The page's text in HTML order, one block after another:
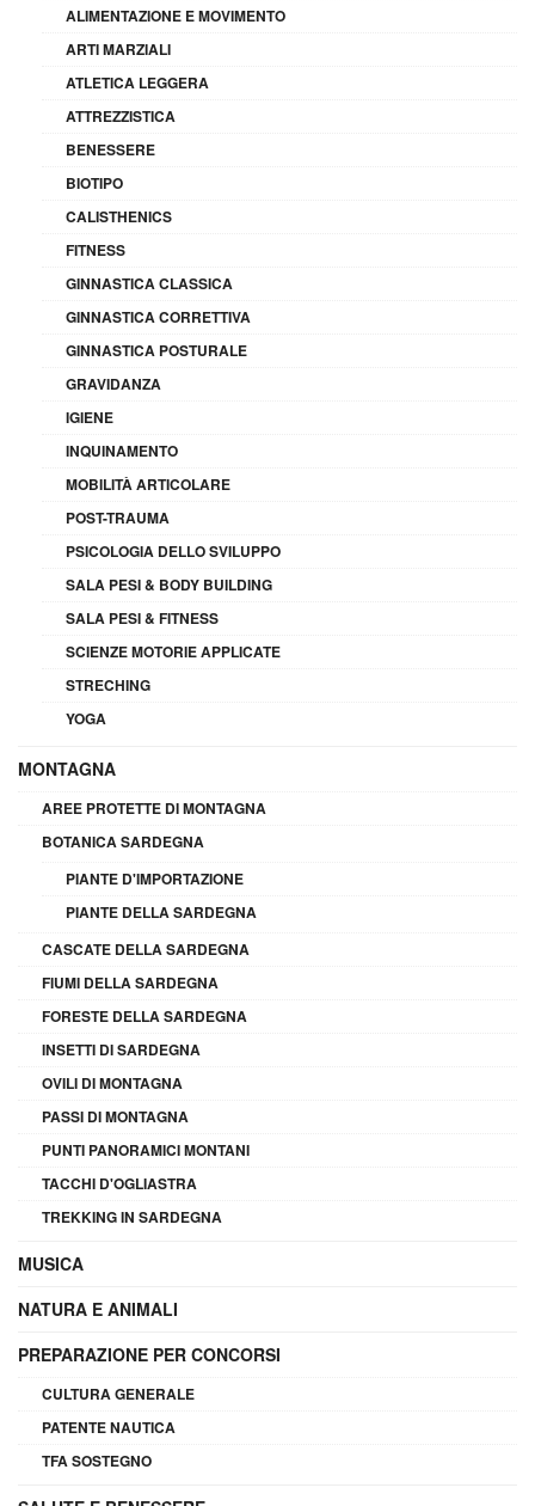
ALIMENTAZIONE E MOVIMENTO
ARTI MARZIALI
ATLETICA LEGGERA
ATTREZZISTICA
BENESSERE
BIOTIPO
CALISTHENICS
FITNESS
GINNASTICA CLASSICA
GINNASTICA CORRETTIVA
GINNASTICA POSTURALE
GRAVIDANZA
IGIENE
INQUINAMENTO
MOBILITÀ ARTICOLARE
POST-TRAUMA
PSICOLOGIA DELLO SVILUPPO
SALA PESI & BODY BUILDING
SALA PESI & FITNESS
SCIENZE MOTORIE APPLICATE
STRECHING
YOGA
MONTAGNA
AREE PROTETTE DI MONTAGNA
BOTANICA SARDEGNA
PIANTE D'IMPORTAZIONE
PIANTE DELLA SARDEGNA
CASCATE DELLA SARDEGNA
FIUMI DELLA SARDEGNA
FORESTE DELLA SARDEGNA
INSETTI DI SARDEGNA
OVILI DI MONTAGNA
PASSI DI MONTAGNA
PUNTI PANORAMICI MONTANI
TACCHI D'OGLIASTRA
TREKKING IN SARDEGNA
MUSICA
NATURA E ANIMALI
PREPARAZIONE PER CONCORSI
CULTURA GENERALE
PATENTE NAUTICA
TFA SOSTEGNO